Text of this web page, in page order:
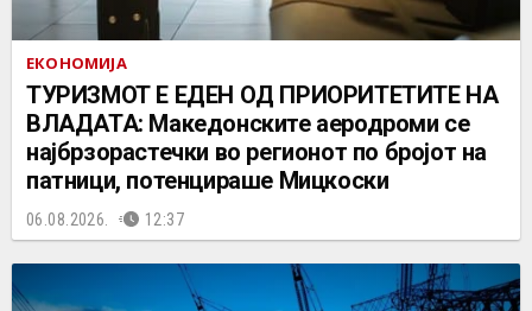
ЕКОНОМИЈА
ТУРИЗМОТ Е ЕДЕН ОД ПРИОРИТЕТИТЕ НА
ВЛАДАТА: Македонските аеродроми се
најбрзорастечки во регионот по бројот на
патници, потенцираше Мицкоски
06.08.2026. 12:37